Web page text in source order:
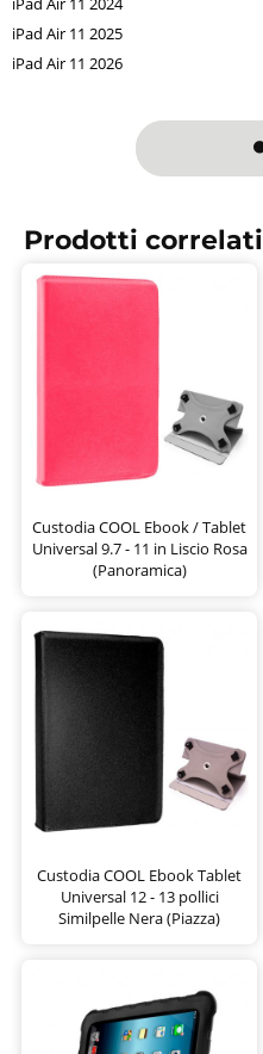
iPad Air 11 2025
iPad Air 11 2026
Prodotti correlati
Custodia COOL Ebook / Tablet
Universal 9.7 - 11 in Liscio Rosa
(Panoramica)
Custodia COOL Ebook Tablet
Universal 12 - 13 pollici
Similpelle Nera (Piazza)